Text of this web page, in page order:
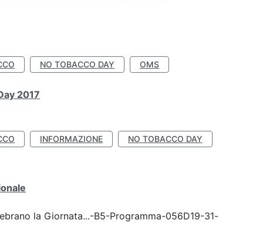
NO TOBACCO DAY OMS
2017
INFORMAZIONE
NO TOBACCO DAY
la Giornata...-B5-Programma-056D19-31-